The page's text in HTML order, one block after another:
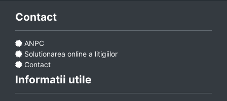
Contact
ANPC
Solutionarea online a litigiilor
Contact
Informatii utile